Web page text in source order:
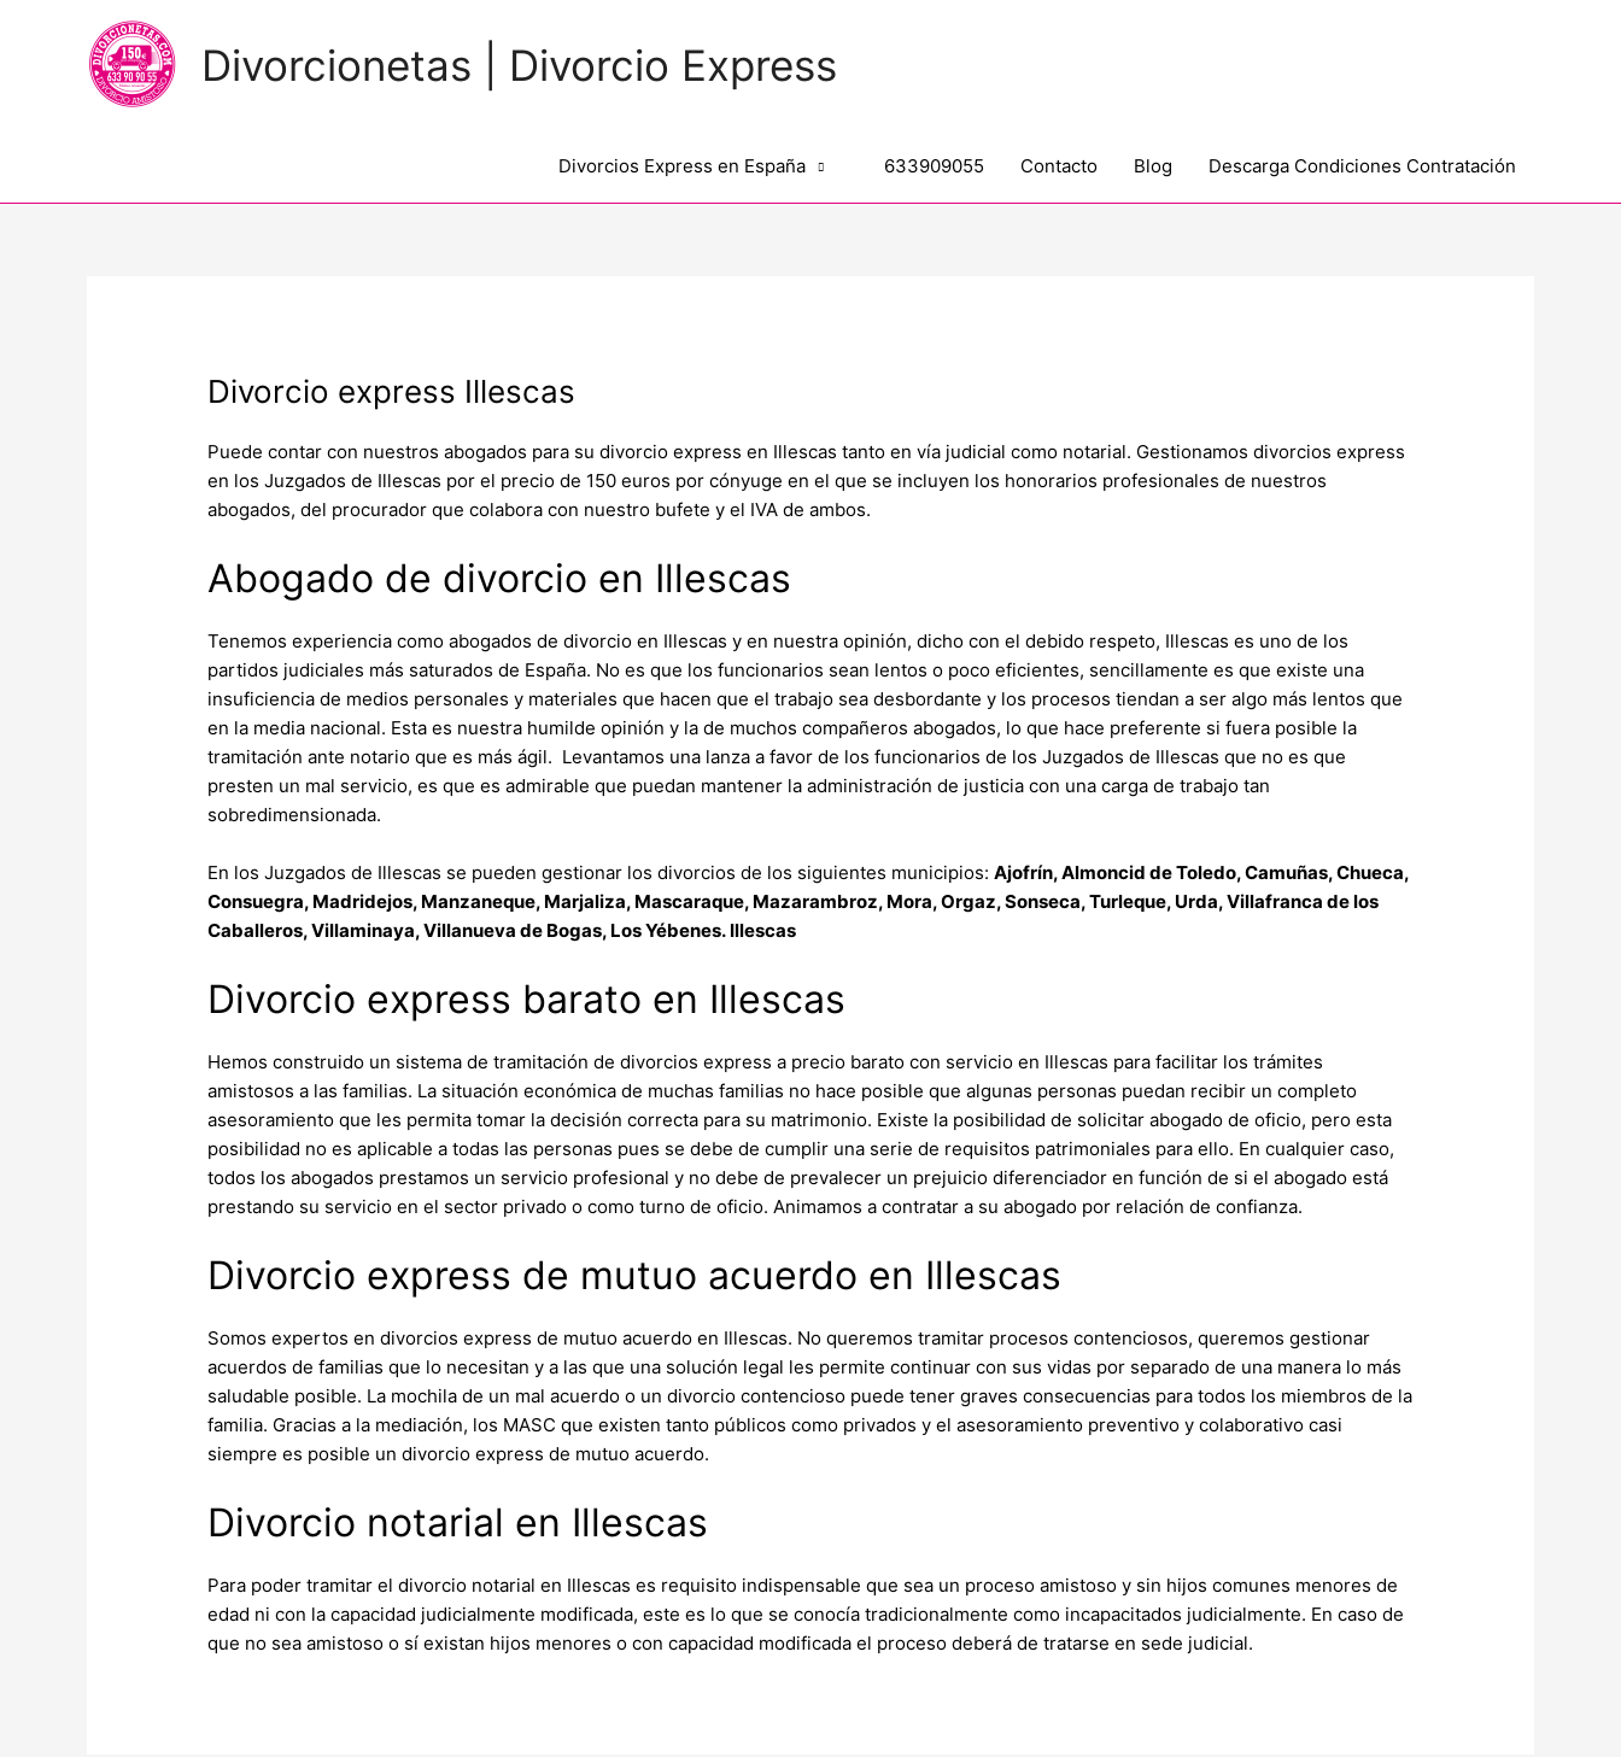
Divorcionetas | Divorcio Express
Divorcios Express en España 633909055 Contacto Blog Descarga Condiciones Contratación
Divorcio express Illescas
Puede contar con nuestros abogados para su divorcio express en Illescas tanto en vía judicial como notarial. Gestionamos divorcios express
en los Juzgados de Illescas por el precio de 150 euros por cónyuge en el que se incluyen los honorarios profesionales de nuestros
abogados, del procurador que colabora con nuestro bufete y el IVA de ambos.
Abogado de divorcio en Illescas
Tenemos experiencia como abogados de divorcio en Illescas y en nuestra opinión, dicho con el debido respeto, Illescas es uno de los
partidos judiciales más saturados de España. No es que los funcionarios sean lentos o poco eficientes, sencillamente es que existe una
insuficiencia de medios personales y materiales que hacen que el trabajo sea desbordante y los procesos tiendan a ser algo más lentos que
en la media nacional. Esta es nuestra humilde opinión y la de muchos compañeros abogados, lo que hace preferente si fuera posible la
tramitación ante notario que es más ágil. Levantamos una lanza a favor de los funcionarios de los Juzgados de Illescas que no es que
presten un mal servicio, es que es admirable que puedan mantener la administración de justicia con una carga de trabajo tan
sobredimensionada.
En los Juzgados de Illescas se pueden gestionar los divorcios de los siguientes municipios:Ajofrín, Almoncid de Toledo, Camuñas, Chueca,
Consuegra, Madridejos, Manzaneque, Marjaliza, Mascaraque, Mazarambroz, Mora, Orgaz, Sonseca, Turleque, Urda, Villafranca de los
Caballeros, Villaminaya, Villanueva de Bogas, Los Yébenes. Illescas
Divorcio express barato en Illescas
Hemos construido un sistema de tramitación de divorcios express a precio barato con servicio en Illescas para facilitar los trámites
amistosos a las familias. La situación económica de muchas familias no hace posible que algunas personas puedan recibir un completo
asesoramiento que les permita tomar la decisión correcta para su matrimonio. Existe la posibilidad de solicitar abogado de oficio, pero esta
posibilidad no es aplicable a todas las personas pues se debe de cumplir una serie de requisitos patrimoniales para ello. En cualquier caso,
todos los abogados prestamos un servicio profesional y no debe de prevalecer un prejuicio diferenciador en función de si el abogado está
prestando su servicio en el sector privado o como turno de oficio. Animamos a contratar a su abogado por relación de confianza.
Divorcio express de mutuo acuerdo en Illescas
Somos expertos en divorcios express de mutuo acuerdo en Illescas. No queremos tramitar procesos contenciosos, queremos gestionar
acuerdos de familias que lo necesitan y a las que una solución legal les permite continuar con sus vidas por separado de una manera lo más
saludable posible. La mochila de un mal acuerdo o un divorcio contencioso puede tener graves consecuencias para todos los miembros de la
familia. Gracias a la mediación, los MASC que existen tanto públicos como privados y el asesoramiento preventivo y colaborativo casi
siempre es posible un divorcio express de mutuo acuerdo.
Divorcio notarial en Illescas
Para poder tramitar el divorcio notarial en Illescas es requisito indispensable que sea un proceso amistoso y sin hijos comunes menores de
edad ni con la capacidad judicialmente modificada, este es lo que se conocía tradicionalmente como incapacitados judicialmente. En caso de
que no sea amistoso o sí existan hijos menores o con capacidad modificada el proceso deberá de tratarse en sede judicial.